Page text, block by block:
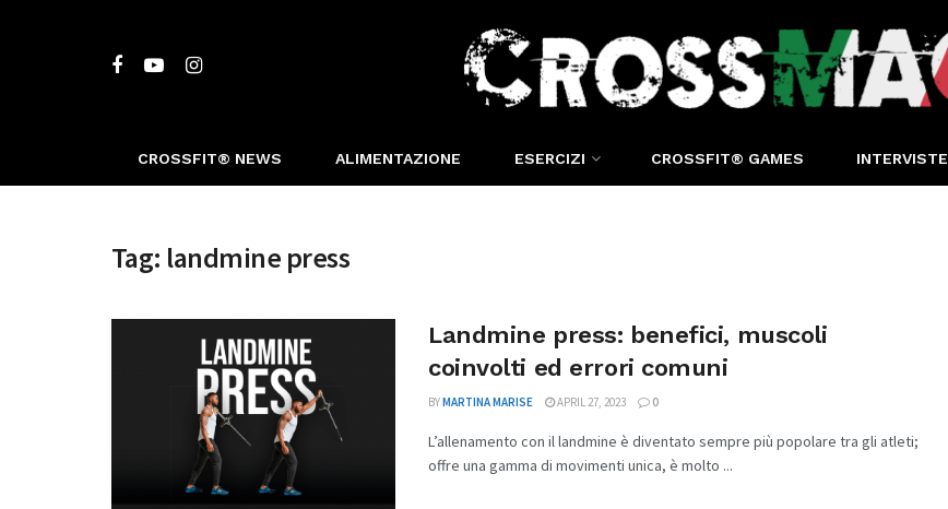
CROSSFIT® NEWS ALIMENTAZIONE ESERCIZI CROSSFIT® GAMES INTERVISTE
Tag: landmine press
Landmine press: benefici, muscoli
coinvolti ed errori comuni
BYMARTINA MARISE APRIL 27, 2023 0
L’allenamento con il landmine è diventato sempre più popolare tra gli atleti;
offre una gamma di movimenti unica, è molto ...